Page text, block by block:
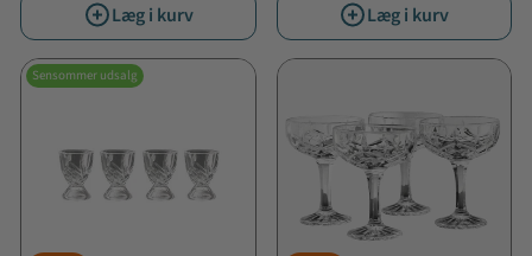
Læg i kurv Læg i kurv
Sensommer udsalg